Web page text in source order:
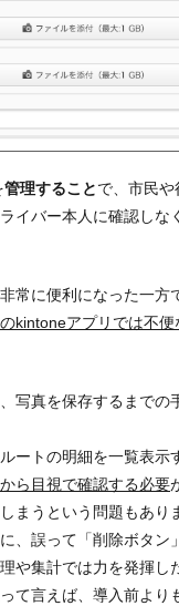
管理することで、市民
ライバー本人に確認しな
常に便利になった一方
kintoneアプリでは不便
写真を保存するまでの
ートの明細を一覧表示
ら目視で確認する必要
しまうという問題もあり
、誤って「削除ボタン
や集計では力を発揮し
て言えば、導入前より